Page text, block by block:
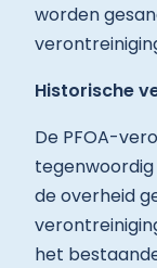
worden
Historische
De PFOA-
tegenwoordig
de overheid
het